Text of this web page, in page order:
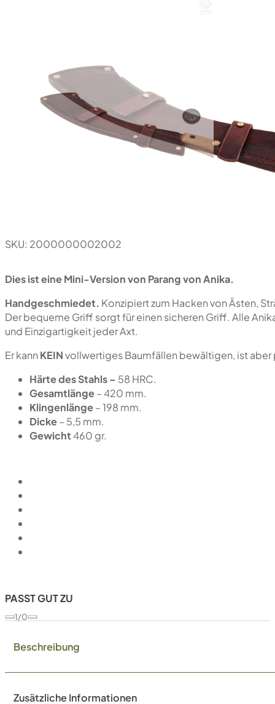
Dies ist eine Mini-Version von Parang von Anika.
Handgeschmiedet. Konzipiert zum Hacken von Ästen,
Der bequeme Griff sorgt für einen sicheren Griff. Alle
und Einzigartigkeit jeder Axt.
Er kannKEINvollwertiges Baumfällen bewältigen, ist aber
Härte des Stahls – 58 HRC.
Gesamtlänge– 420 mm.
Klingenlänge– 198 mm.
Dicke– 5,5 mm.
Gewicht460 gr.
SKU: 2000000002002
PASST GUT ZU
1/0
Beschreibung
Zusätzliche Informationen